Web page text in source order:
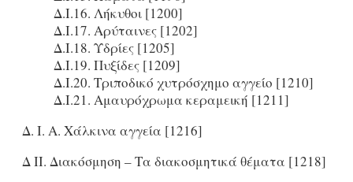
Δ.Ι.16. Λήκυθοι [1200]
Δ.Ι.17. Αρύταινες [1202]
Δ.Ι.18. Υδρίες [1205]
Δ.Ι.19. Πυξίδες [1209]
Δ.Ι.20. Τριποδικό χυτρόσχημο αγγείο [1210]
Δ.Ι.21. Αμαυρόχρωμα κεραμεική [1211]
Δ. I. Α. Χάλκινα αγγεία [1216]
Δ ΙΙ. Διακόσμηση – Τα διακοσμητικά θέματα [1218]